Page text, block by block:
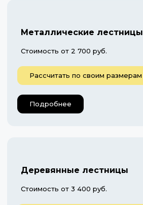
Металлические лестницы
Стоимость от 2 700 руб.
Рассчитать по своим размерам
Подробнее
Деревянные лестницы
Стоимость от 3 400 руб.